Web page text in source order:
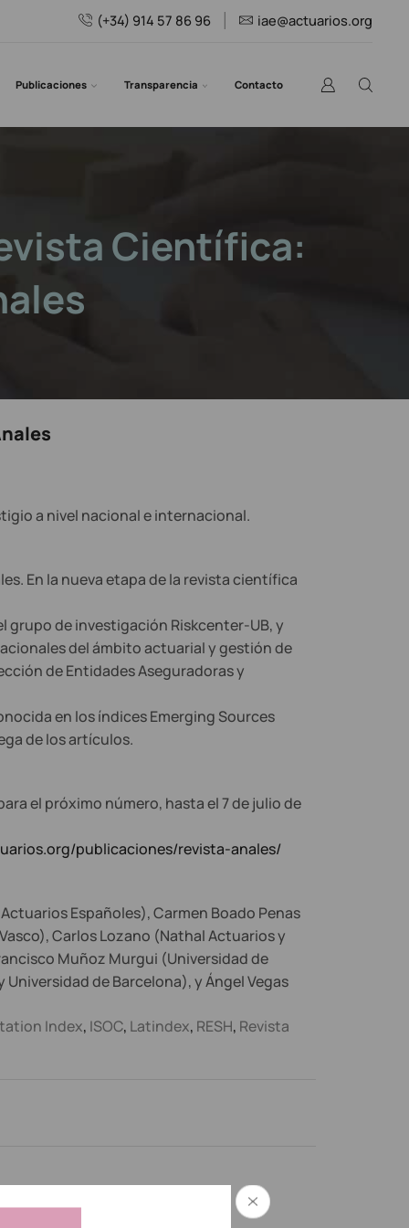
(+34) 914 57 86 96 iae@actuarios.org
Publicaciones Transparencia Contacto
Científica:
a nivel nacional e internacional.
En la nueva etapa de la revista científica
grupo de investigación Riskcenter-UB, y
del ámbito actuarial y gestión de
de Entidades Aseguradoras y
en los índices Emerging Sources
de los artículos.
el próximo número, hasta el 7 de julio de
publicaciones/revista-anales/
Españoles), Carmen Boado Penas
Carlos Lozano (Nathal Actuarios y
Muñoz Murgui (Universidad de
de Barcelona), y Ángel Vegas
Index, ISOC, Latindex, RESH, Revista